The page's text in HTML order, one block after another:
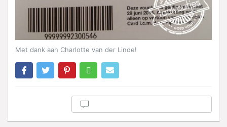
Met dank aan Charlotte van der Linde!